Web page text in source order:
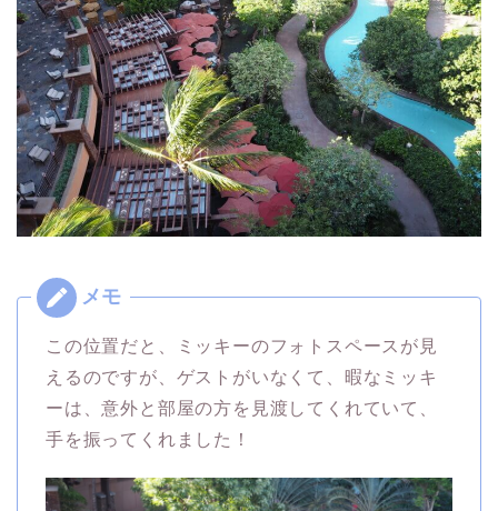
この位置だと、ミッキーのフォトスペースが見
えるのですが、ゲストがいなくて、暇なミッキ
ーは、意外と部屋の方を見渡してくれていて、
手を振ってくれました！